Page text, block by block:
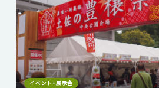
イベント・展示会